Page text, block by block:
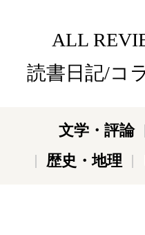
ALL
読書日記/コ
文学・評論
歴史・地理